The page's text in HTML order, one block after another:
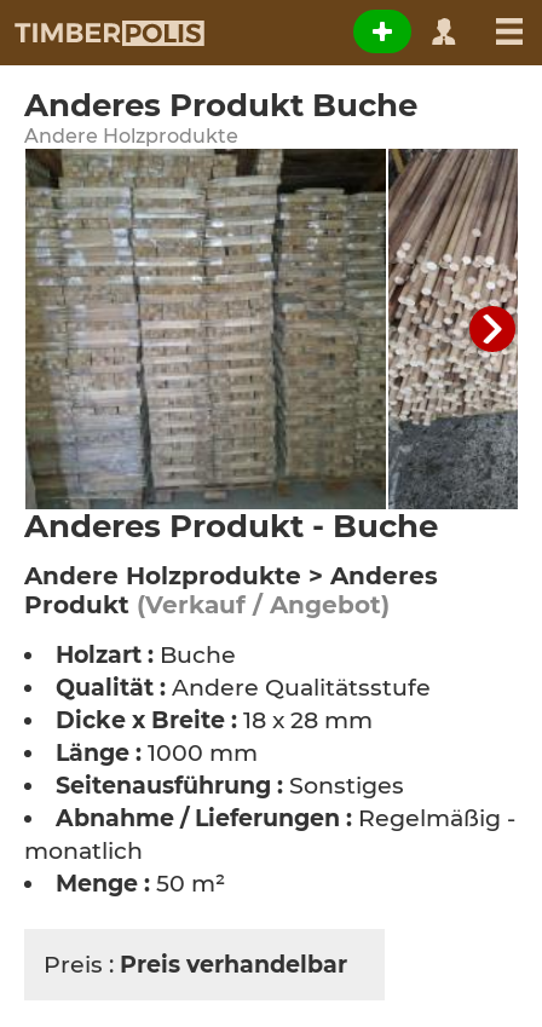
Anderes Produkt Buche
Andere Holzprodukte
Anderes Produkt - Buche
Andere Holzprodukte > Anderes
Produkt (Verkauf / Angebot)
Holzart : Buche
Qualität : Andere Qualitätsstufe
Dicke x Breite : 18 x 28 mm
Länge : 1000 mm
Seitenausführung : Sonstiges
Abnahme / Lieferungen : Regelmäßig -
monatlich
Menge : 50 m²
Preis : Preis verhandelbar